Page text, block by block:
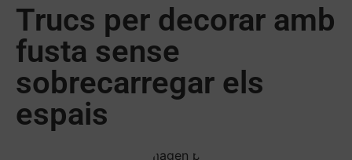
Trucs per decorar amb
fusta sense
sobrecarregar els
espais